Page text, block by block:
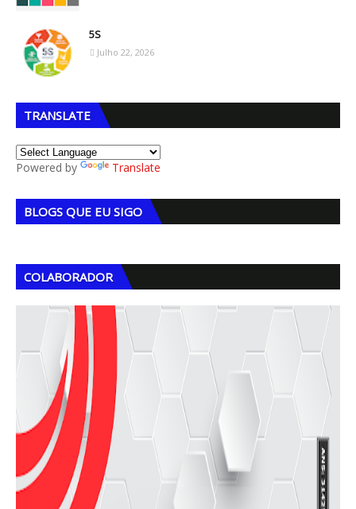
5S
Julho 22, 2026
TRANSLATE
Powered by Translate
BLOGS QUE EU SIGO
COLABORADOR